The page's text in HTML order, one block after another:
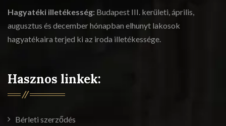
Hagyatéki illetékesség: Budapest III. kerületi, április,
augusztus és december hónapban elhunyt lakosok
hagyatékaira terjed ki az iroda illetékessége.
Hasznos linkek:
Bérleti szerződés